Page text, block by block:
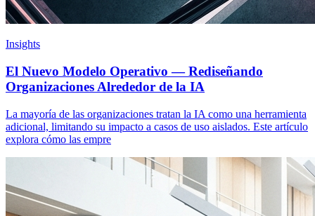
Insights
El Nuevo Modelo Operativo — Rediseñando
Organizaciones Alrededor de la IA
La mayoría de las organizaciones tratan la IA como una herramienta
adicional, limitando su impacto a casos de uso aislados. Este artículo
explora cómo las empre